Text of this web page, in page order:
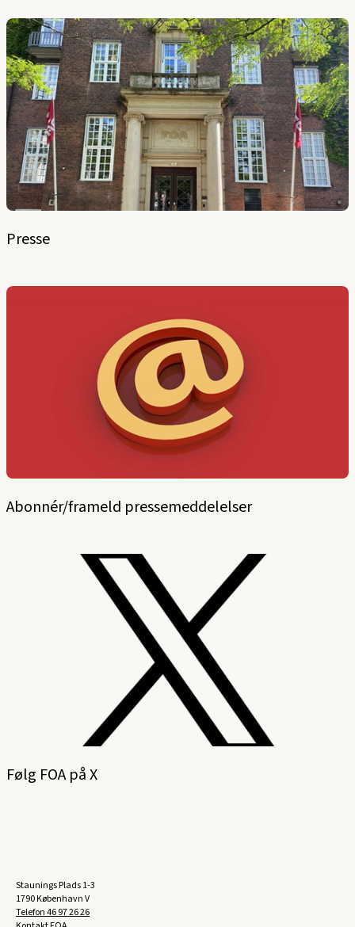
Presse
Abonnér/frameld pressemeddelelser
Følg FOA på X
Staunings Plads 1-3
1790 København V
Telefon46 97 26 26